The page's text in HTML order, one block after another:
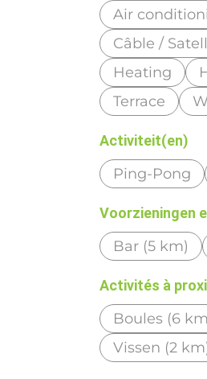
Air
Câble /
Heating
Terrace
Activiteit(en)
Ping-Pong
Voorzieningen
Bar (5 km)
Activités à
Boules (6
Vissen (2